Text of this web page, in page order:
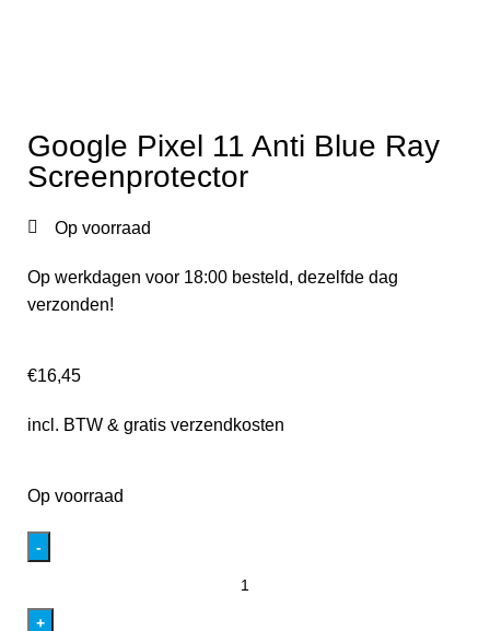
Google Pixel 11 Anti Blue Ray
Screenprotector
Op voorraad
Op werkdagen voor 18:00 besteld, dezelfde dag
verzonden!
€16,45
incl. BTW & gratis verzendkosten
Op voorraad